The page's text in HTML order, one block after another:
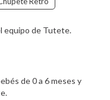
equipo de Tutete.
de 0 a 6 meses y